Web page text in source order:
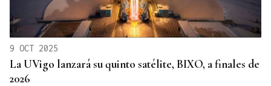
9 OCT 2025
La UVigo lanzará su quinto satélite, BIXO, a finales de
2026